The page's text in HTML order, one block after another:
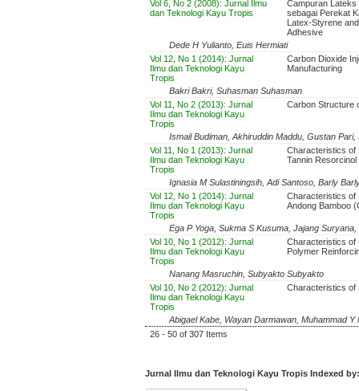
Vol 6, No 2 (2008): Jurnal Ilmu
dan Teknologi Kayu Tropis
Campuran Lateks
sebagai Perekat
Latex-Styrene
Adhesive
Dede H Yulianto, Euis Hermiati
Vol 12, No 1 (2014): Jurnal
Ilmu dan Teknologi Kayu
Tropis
Carbon Dioxide
Manufacturing
Bakri Bakri, Suhasman Suhasman
Vol 11, No 2 (2013): Jurnal
Ilmu dan Teknologi Kayu
Tropis
Carbon Structure
Ismail Budiman, Akhiruddin Maddu, Gustan
Vol 11, No 1 (2013): Jurnal
Ilmu dan Teknologi Kayu
Tropis
Characteristics of
Tannin
Ignasia M Sulastiningsih, Adi Santoso, Barly
Vol 12, No 1 (2014): Jurnal
Ilmu dan Teknologi Kayu
Tropis
Characteristics of
Andong Bamboo
Ega P Yoga, Sukma S Kusuma, Jajang
Vol 10, No 1 (2012): Jurnal
Ilmu dan Teknologi Kayu
Tropis
Characteristics of
Polymer
Nanang Masruchin, Subyakto Subyakto
Vol 10, No 2 (2012): Jurnal
Ilmu dan Teknologi Kayu
Tropis
Characteristics of
Abigael Kabe, Wayan Darmawan, Muhammad Y
26 - 50 of 307 Items
Jurnal Ilmu dan Teknologi Kayu Tropis Indexed by: